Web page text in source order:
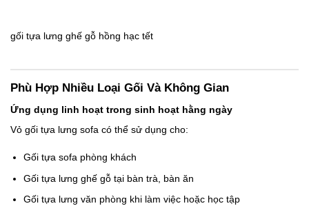
gối tựa lưng ghế gỗ hồng hạc tết
Phù Hợp Nhiều Loại Gối Và Không Gian
Ứng dụng linh hoạt trong sinh hoạt hằng ngày
Vỏ gối tựa lưng sofa có thể sử dụng cho:
Gối tựa sofaphòng khách
Gối tựa lưng ghế gỗtại bàn trà, bàn ăn
Gối tựa lưng văn phòng khi làm việc hoặc học tập